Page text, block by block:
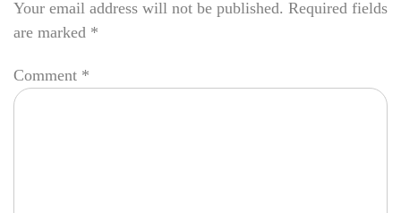
Your email address will not be published. Required fields
are marked *
Comment *